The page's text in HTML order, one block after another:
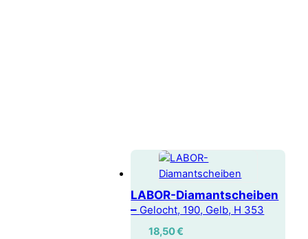
LABOR-Diamantscheiben
– Gelocht, 190, Gelb, H 353
18,50€